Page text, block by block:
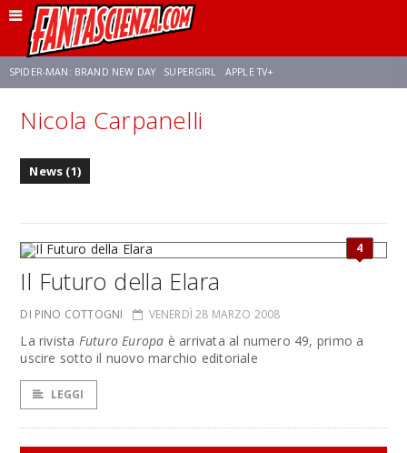
SPIDER-MAN: BRAND NEW DAY SUPERGIRL APPLE TV+
FRANCO RICCIARDIELLO ZENDAYA STAR TREK
Nicola Carpanelli
News (1)
4
Il Futuro della Elara
DI PINO COTTOGNI VENERDÌ 28 MARZO 2008
La rivista Futuro Europa è arrivata al numero 49, primo a
uscire sotto il nuovo marchio editoriale
LEGGI